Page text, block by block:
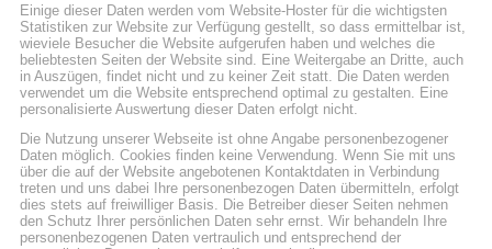
Einige dieser Daten werden vom Website-Hoster für die wichtigsten
Statistiken zur Website zur Verfügung gestellt, so dass ermittelbar ist,
wieviele Besucher die Website aufgerufen haben und welches die
beliebtesten Seiten der Website sind. Eine Weitergabe an Dritte, auch
in Auszügen, findet nicht und zu keiner Zeit statt. Die Daten werden
verwendet um die Website entsprechend optimal zu gestalten. Eine
personalisierte Auswertung dieser Daten erfolgt nicht.
Die Nutzung unserer Webseite ist ohne Angabe personenbezogener
Daten möglich. Cookies finden keine Verwendung. Wenn Sie mit uns
über die auf der Website angebotenen Kontaktdaten in Verbindung
treten und uns dabei Ihre personenbezogen Daten übermitteln, erfolgt
dies stets auf freiwilliger Basis. Die Betreiber dieser Seiten nehmen
den Schutz Ihrer persönlichen Daten sehr ernst. Wir behandeln Ihre
personenbezogenen Daten vertraulich und entsprechend der